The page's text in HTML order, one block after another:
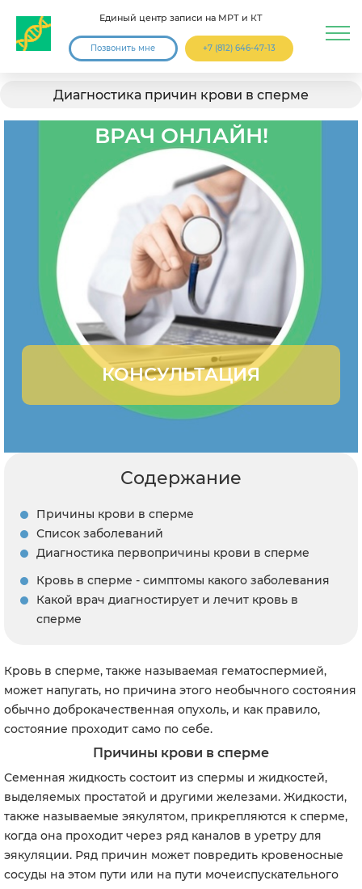
Единый центр записи на МРТ и КТ
Позвонить мне +7 (812) 646-47-13
Диагностика причин крови в сперме
КОНСУЛЬТАЦИЯ
ВРАЧ ОНЛАЙН!
Содержание
Причины крови в сперме
Список заболеваний
Диагностика первопричины крови в сперме
Кровь в сперме - симптомы какого заболевания
Какой врач диагностирует и лечит кровь в
сперме
Кровь в сперме, также называемая гематоспермией,
может напугать, но причина этого необычного состояния
обычно доброкачественная опухоль, и как правило,
состояние проходит само по себе.
Причины крови в сперме
Семенная жидкость состоит из спермы и жидкостей,
выделяемых простатой и другими железами. Жидкости,
также называемые эякулятом, прикрепляются к сперме,
когда она проходит через ряд каналов в уретру для
эякуляции. Ряд причин может повредить кровеносные
сосуды на этом пути или на пути мочеиспускательного